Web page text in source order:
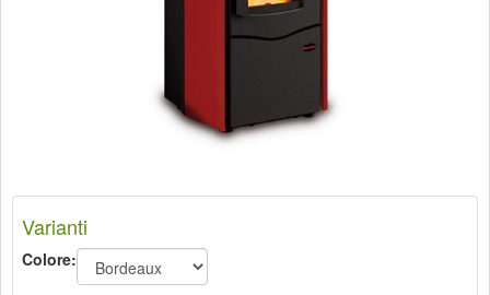
Varianti
Colore: